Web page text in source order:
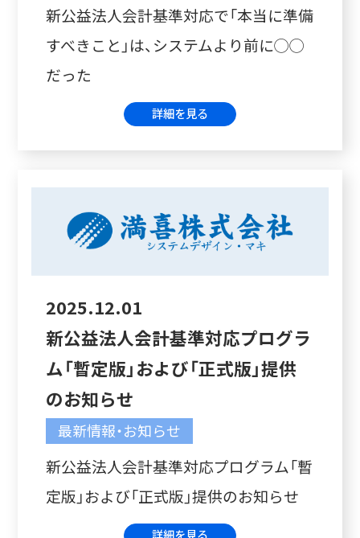
新公益法人会計基準対応で「本当に準備
すべきこと」は、システムより前に◯◯
だった
詳細を見る
2025.12.01
新公益法人会計基準対応プログラ
ム「暫定版」および「正式版」提供
のお知らせ
最新情報・お知らせ
新公益法人会計基準対応プログラム「暫
定版」および「正式版」提供のお知らせ
詳細を見る